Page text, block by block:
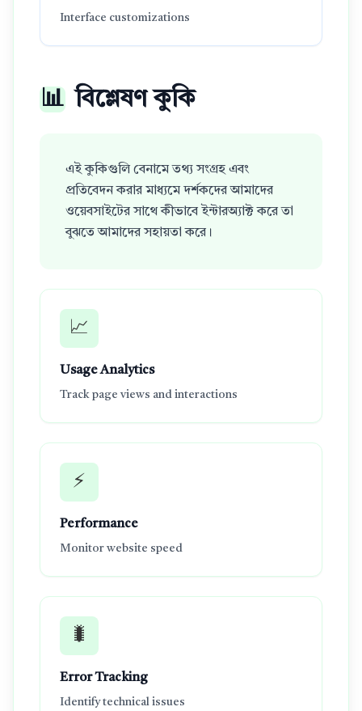
Interface customizations
📊 বিশ্লেষণ কুকি
এই কুকিগুলি বেনামে তথ্য সংগ্রহ এবং
প্রতিবেদন করার মাধ্যমে দর্শকদের আমাদের
ওয়েবসাইটের সাথে কীভাবে ইন্টারঅ্যাক্ট করে তা
বুঝতে আমাদের সহায়তা করে।
📈
Usage Analytics
Track page views and interactions
⚡
Performance
Monitor website speed
🐛
Error Tracking
Identify technical issues